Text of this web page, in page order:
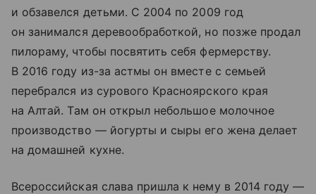
и обзавелся детьми. С 2004 по 2009 год
он занимался деревообработкой, но позже продал
пилораму, чтобы посвятить себя фермерству.
В 2016 году из-за астмы он вместе с семьей
перебрался из сурового Красноярского края
на Алтай. Там он открыл небольшое молочное
производство — йогурты и сыры его жена делает
на домашней кухне.
Всероссийская слава пришла к нему в 2014 году —